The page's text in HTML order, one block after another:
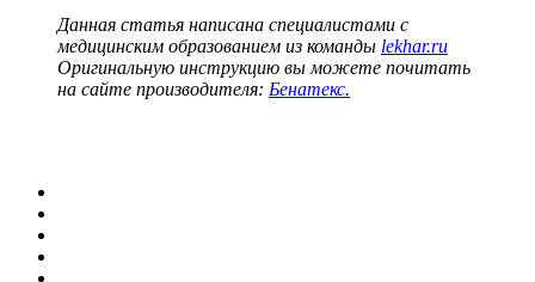
Данная статья написана специалистами с
медицинским образованием из команды lekhar.ru
Оригинальную инструкцию вы можете почитать
на сайте производителя: Бенатекс.